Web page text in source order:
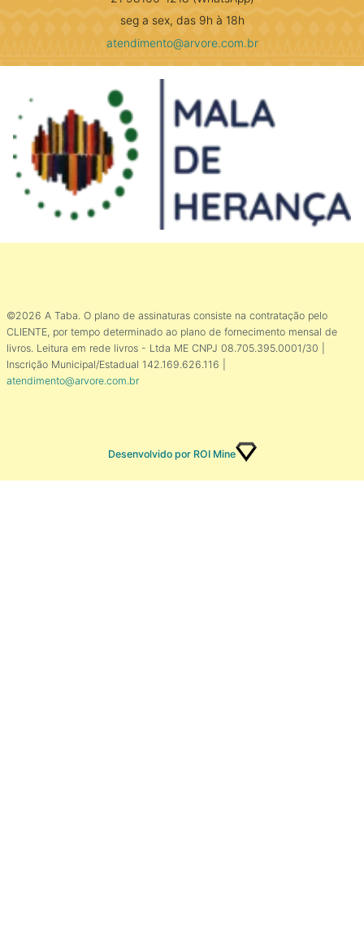
seg a sex, das 9h à 18h
atendimento@arvore.com.br
©2026 A Taba. O plano de assinaturas consiste na contratação pelo
CLIENTE, por tempo determinado ao plano de fornecimento mensal de
livros. Leitura em rede livros - Ltda ME CNPJ 08.705.395.0001/30 |
Inscrição Municipal/Estadual 142.169.626.116 |
atendimento@arvore.com.br
Desenvolvido por ROI Mine